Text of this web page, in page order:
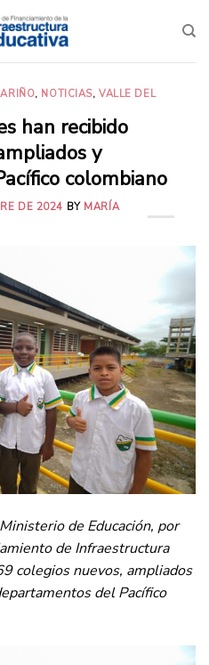
, NOTICIAS,VALLE DEL
han recibido
y
colombiano
DE 2024 BY MARÍA
de Educación, por
de Infraestructura
colegios nuevos, ampliados
del Pacífico